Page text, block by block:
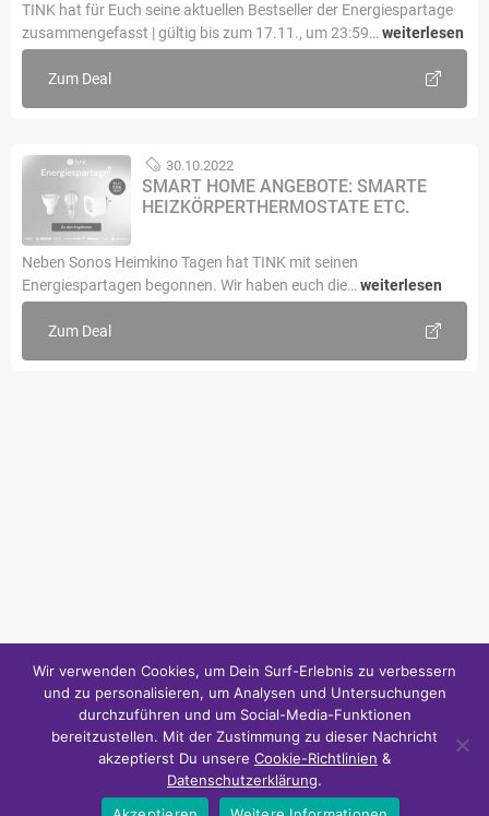
TINK hat für Euch seine aktuellen Bestseller der Energiespartage
zusammengefasst | gültig bis zum 17.11., um 23:59…weiterlesen
Zum Deal
30.10.2022
SMART HOME ANGEBOTE: SMARTE
HEIZKÖRPERTHERMOSTATE ETC.
Neben Sonos Heimkino Tagen hat TINK mit seinen
Energiespartagen begonnen. Wir haben euch die…weiterlesen
Zum Deal
Wir verwenden Cookies, um Dein Surf-Erlebnis zu verbessern
und zu personalisieren, um Analysen und Untersuchungen
durchzuführen und um Social-Media-Funktionen
bereitzustellen. Mit der Zustimmung zu dieser Nachricht
akzeptierst Du unsere Cookie-Richtlinien &
Datenschutzerklärung.